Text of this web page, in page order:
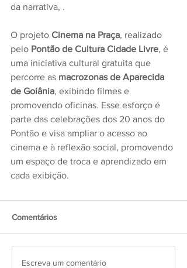
da narrativa, .
O projeto Cinema na Praça, realizado
pelo Pontão de Cultura Cidade Livre, é
uma iniciativa cultural gratuita que
percorre as macrozonas de Aparecida
de Goiânia, exibindo filmes e
promovendo oficinas. Esse esforço é
parte das celebrações dos 20 anos do
Pontão e visa ampliar o acesso ao
cinema e à reflexão social, promovendo
um espaço de troca e aprendizado em
cada exibição.
Comentários
Escreva um comentário